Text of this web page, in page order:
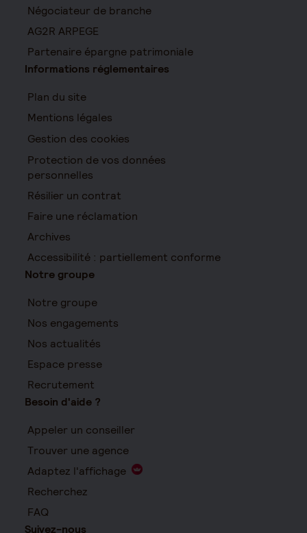
Négociateur de branche
AG2R ARPEGE
Partenaire épargne patrimoniale
Informations réglementaires
Plan du site
Mentions légales
Gestion des cookies
Protection de vos données
personnelles
Résilier un contrat
Faire une réclamation
Archives
Accessibilité : partiellement conforme
Notre groupe
Notre groupe
Nos engagements
Nos actualités
Espace presse
Recrutement
Besoin d'aide ?
Appeler un conseiller
Trouver une agence
Adaptez l'affichage
Recherchez
FAQ
Suivez-nous